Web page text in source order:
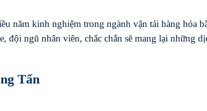
năm kinh nghiệm trong ngành vận tải hàng hóa
đội ngũ nhân viên, chắc chắn sẽ mang lại những
Tấn